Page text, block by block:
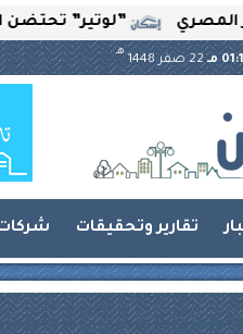
”لوتير” تحتضن
مـ 22 صفر 1448
هـ
تقارير وتحقيقات